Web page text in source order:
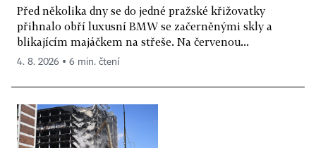
Před několika dny se do jedné pražské křižovatky
přihnalo obří luxusní BMW se začerněnými skly a
blikajícím majáčkem na střeše. Na červenou...
4. 8. 2026 ▪ 6 min. čtení